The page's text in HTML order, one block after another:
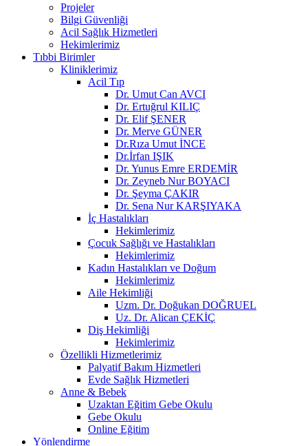
Projeler
Bilgi Güvenliği
Acil Sağlık Hizmetleri
Hekimlerimiz
Tıbbi Birimler
Kliniklerimiz
Acil Tıp
Dr. Umut Can AVCI
Dr. Ertuğrul KILIÇ
Dr. Elif ŞENER
Dr. Merve GÜNER
Dr.Rıza Umut İNCE
Dr.İrfan IŞIK
Dr. Yunus Emre ERDEMİR
Dr. Zeyneb Nur BOYACI
Dr. Şeyma ÇAKIR
Dr. Sena Nur KARŞIYAKA
İç Hastalıkları
Hekimlerimiz
Çocuk Sağlığı ve Hastalıkları
Hekimlerimiz
Kadın Hastalıkları ve Doğum
Hekimlerimiz
Aile Hekimliği
Uzm. Dr. Doğukan DOĞRUEL
Uz. Dr. Alican ÇEKİÇ
Diş Hekimliği
Hekimlerimiz
Özellikli Hizmetlerimiz
Palyatif Bakım Hizmetleri
Evde Sağlık Hizmetleri
Anne & Bebek
Uzaktan Eğitim Gebe Okulu
Gebe Okulu
Online Eğitim
Yönlendirme